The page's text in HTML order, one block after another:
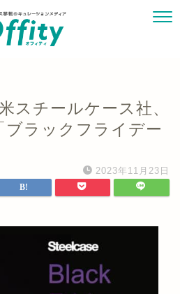
スチールケース社、
ブラックフライデー
2023年11月23日